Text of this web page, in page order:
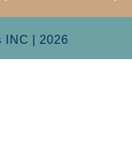
INC | 2026